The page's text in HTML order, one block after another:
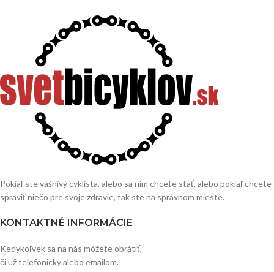
Pokiaľ ste vášnivý cyklista, alebo sa ním chcete stať, alebo pokiaľ chcete
spraviť niečo pre svoje zdravie, tak ste na správnom mieste.
KONTAKTNÉ INFORMÁCIE
Kedykoľvek sa na nás môžete obrátiť,
či už telefonicky alebo emailom.